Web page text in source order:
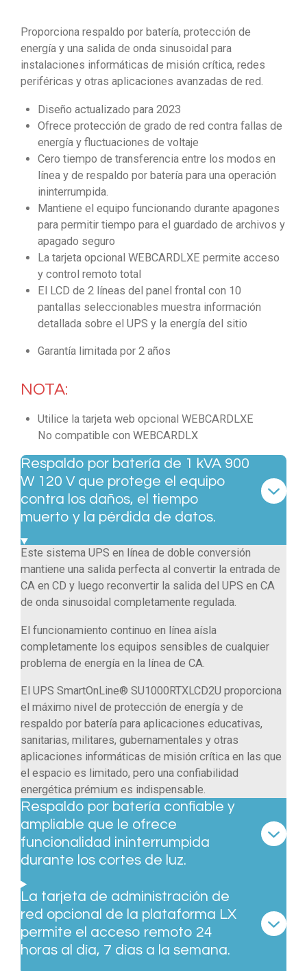
Proporciona respaldo por batería, protección de
energía y una salida de onda sinusoidal para
instalaciones informáticas de misión crítica, redes
periféricas y otras aplicaciones avanzadas de red.
Diseño actualizado para 2023
Ofrece protección de grado de red contra fallas de
energía y fluctuaciones de voltaje
Cero tiempo de transferencia entre los modos en
línea y de respaldo por batería para una operación
ininterrumpida.
Mantiene el equipo funcionando durante apagones
para permitir tiempo para el guardado de archivos y
apagado seguro
La tarjeta opcional WEBCARDLXE permite acceso
y control remoto total
El LCD de 2 líneas del panel frontal con 10
pantallas seleccionables muestra información
detallada sobre el UPS y la energía del sitio
Garantía limitada por 2 años
NOTA:
Utilice la tarjeta web opcional WEBCARDLXE
No compatible con WEBCARDLX
Respaldo por batería de 1 kVA 900
W 120 V que protege el equipo
contra los daños, el tiempo
muerto y la pérdida de datos.
Este sistema UPS en línea de doble conversión
mantiene una salida perfecta al convertir la entrada de
CA en CD y luego reconvertir la salida del UPS en CA
de onda sinusoidal completamente regulada.
El funcionamiento continuo en línea aísla
completamente los equipos sensibles de cualquier
problema de energía en la línea de CA.
El UPS SmartOnLine® SU1000RTXLCD2U proporciona
el máximo nivel de protección de energía y de
respaldo por batería para aplicaciones educativas,
sanitarias, militares, gubernamentales y otras
aplicaciones informáticas de misión crítica en las que
el espacio es limitado, pero una confiabilidad
energética prémium es indispensable.
Respaldo por batería confiable y
ampliable que le ofrece
funcionalidad ininterrumpida
durante los cortes de luz.
La tarjeta de administración de
red opcional de la plataforma LX
permite el acceso remoto 24
horas al día, 7 días a la semana.